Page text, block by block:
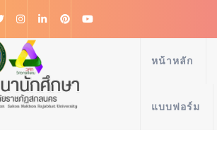
หน้าหลัก
แบบฟอร์ม